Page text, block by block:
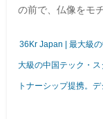
の前で、仏像をモ
36Kr Japan | 最大級
大級の中国テック・
トナーシップ提携。